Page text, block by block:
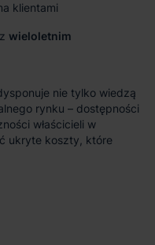
klientami
wieloletnim